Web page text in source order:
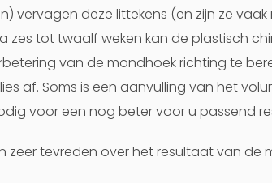
vervagen deze littekens (en zijn ze
zes tot twaalf weken kan de plastisch
van de mondhoek richting te
af. Soms is een aanvulling van het
voor een nog beter voor u passend
zeer tevreden over het resultaat van de